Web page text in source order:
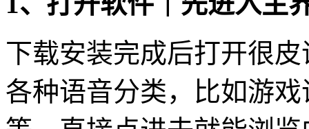
下载安装完成后打开很
各种语音分类，比如游